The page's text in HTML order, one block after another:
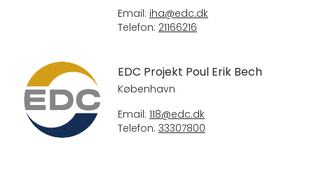
Email: iha@edc.dk
Telefon: 21166216
EDC Projekt Poul Erik Bech
København
Email: 118@edc.dk
Telefon: 33307800